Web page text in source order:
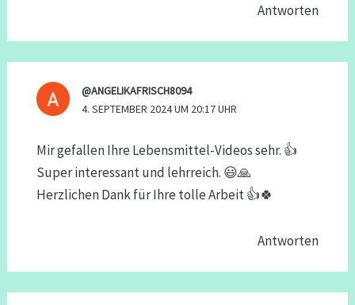
Antworten
@ANGELIKAFRISCH8094
4. SEPTEMBER 2024 UM 20:17 UHR
Mir gefallen Ihre Lebensmittel-Videos sehr. 👍
Super interessant und lehrreich. 😃🙏
Herzlichen Dank für Ihre tolle Arbeit 👍🍀
Antworten